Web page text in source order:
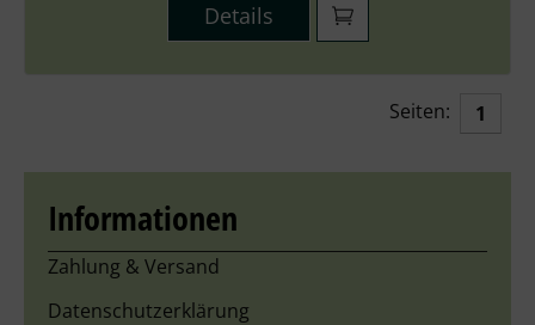
Details
Seiten: 1
Informationen
Zahlung & Versand
Datenschutzerklärung